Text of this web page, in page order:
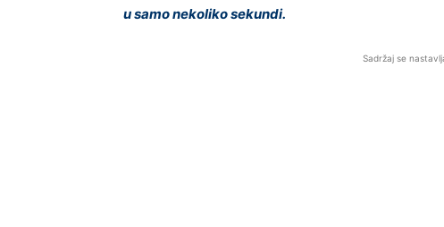
u samo nekoliko sekundi.
Sadržaj se